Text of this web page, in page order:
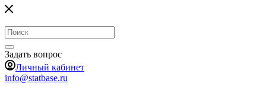
Задать вопрос
Личный кабинет
info@statbase.ru